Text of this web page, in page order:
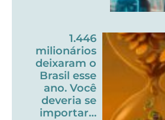
1.446
milionários
deixaram o
Brasil esse
ano. Você
deveria se
importar…